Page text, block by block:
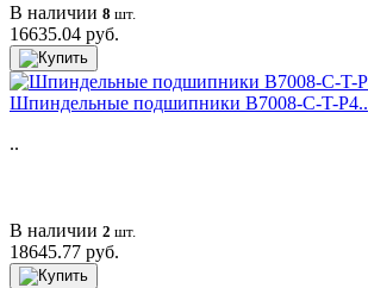
В наличии 8 шт.
16635.04 руб.
Шпиндельные подшипники B7008-C-T-P4..
..
В наличии 2 шт.
18645.77 руб.